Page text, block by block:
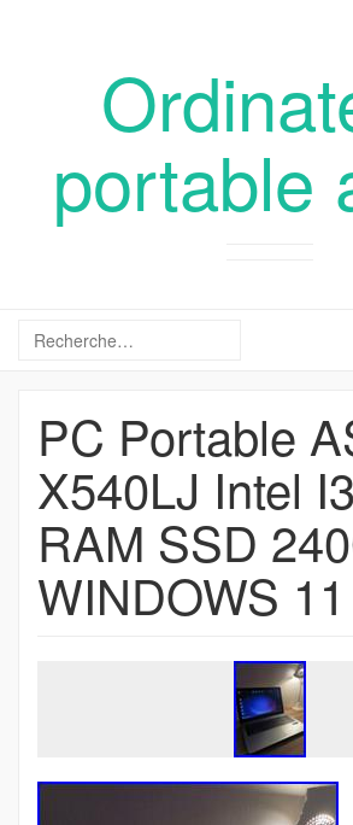
portable
PC Portable
X540LJ Intel
RAM SSD
WINDOWS 11